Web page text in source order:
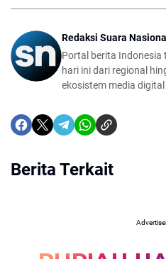
Redaksi Suara Nasional
Portal berita Indonesia
hari ini dari regional
ekosistem media
Berita Terkait